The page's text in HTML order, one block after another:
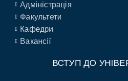
Адміністрація
Факультети
Кафедри
Вакансії
ВСТУП ДО